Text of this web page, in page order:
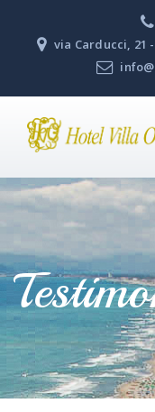
via Carducci, 21